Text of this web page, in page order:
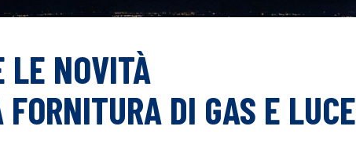
LE NOVITÀ
DI GAS E LUCE